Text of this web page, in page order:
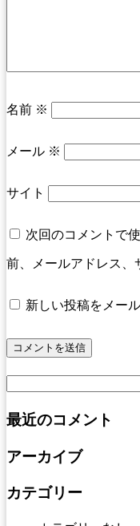
名前 ※
メール ※
サイト
次回のコメントで
前、メールアドレス、
新しい投稿をメー
検
最近のコメント
アーカイブ
カテゴリー